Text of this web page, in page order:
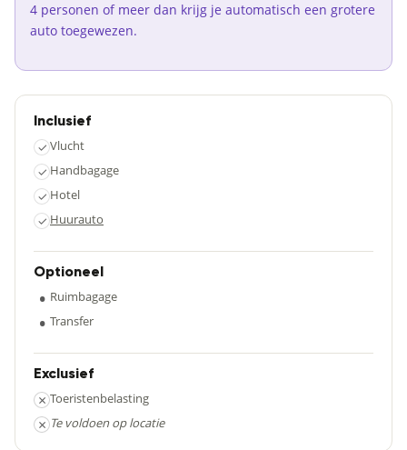
4 personen of meer dan krijg je automatisch een grotere
auto toegewezen.
Inclusief
✓Vlucht
✓ Handbagage
✓ Hotel
✓ Huurauto
Optioneel
• Ruimbagage
• Transfer
Exclusief
× Toeristenbelasting
× Te voldoen op locatie